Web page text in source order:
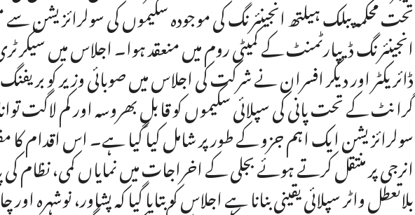
تحت محکمہ پبلک ہیلتھ انجینئرنگ کی موجودہ سکیموں کی سولرائزیشن
انجینئرنگ ڈیپارٹمنٹ کے کمیٹی روم میں منعقد ہوا۔ اجلاس میں
ڈائریکٹر اور دیگر افسران نے شرکت کی اجلاس میں صوبائی وزیر کو
گرانٹ کے تحت پانی کی سپلائی سکیموں کو قابلِ بھروسہ اور کم لاگت
سولرائزیشن ایک اہم جزو کے طور پر شامل کیا گیا ہے۔ اس اقدام کا
انرجی پر منتقل کرتے ہوئے بجلی کے اخراجات میں نمایاں کمی، نظام کی